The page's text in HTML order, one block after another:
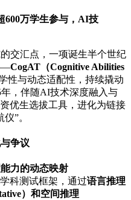
600万学生参与，AI技
交汇点，一项诞生半个世纪
CogAT（Cognitive Abilities
性与动态适配性，持续撬动
，伴随AI技术深度融入与
优生选拔工具，进化为链接
”。
争议
力的动态映射
科测试框架，通过语言推理
）和空间推理